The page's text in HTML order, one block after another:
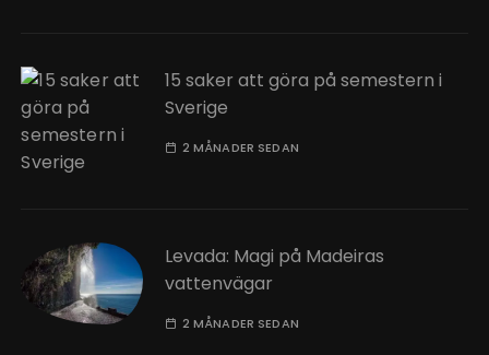
15 saker att göra på semestern i
Sverige
2 MÅNADER SEDAN
Levada: Magi på Madeiras
vattenvägar
2 MÅNADER SEDAN